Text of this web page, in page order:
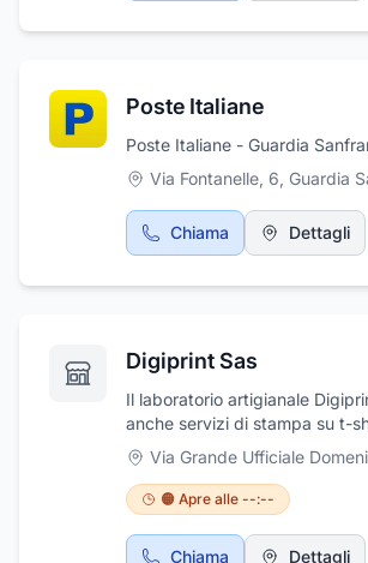
Poste Italiane
Poste Italiane - Guardia
Via Fontanelle, 6, Guardia
Chiama Dettagli
Digiprint Sas
Il laboratorio artigianale
anche servizi di stampa su t-
altri capi di abbigliamento
le vostre fotografie o grafiche.
scegliere tra diversi metodi di
serigrafia o la stampa digitale
tessuto. Inoltre, il laboratorio
🟠 Apre alle --:--
Chiama Dettagli